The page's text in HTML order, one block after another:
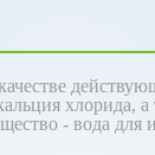
хлорида, а
- вода для